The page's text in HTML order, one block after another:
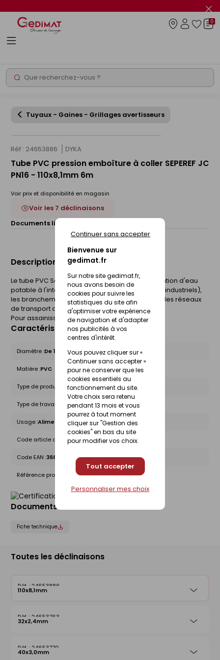
Bienvenue sur
gedimat.fr
Sur notre site gedimat.fr,
nous avons besoin de
cookies pour suivre les
statistiques du site afin
d'optimiser votre expérience
de navigation et d'adapter
nos publicités à vos
centres d'intérêt.
Vous pouvez cliquer sur «
Continuer sans accepter »
pour ne conserver que les
cookies essentiels au
fonctionnement du site.
Votre choix sera retenu
pendant 13 mois et vous
pourrez à tout moment
cliquer sur "Gestion des
cookies" en bas du site
pour modifier vos choix.
Tout accepter
Continuer sans accepter
Personnaliser mes choix
le
info
Rechercher
0
Tuyaux - Gaines - Grillages avertisseurs
Réf : 24653886 DYKA
Tube PVC pression emboîture à coller SEPEREF JC
PN16 - 110x8,1mm 6m
Voir prix et disponibilité en magasin
Voir les 7 déclinaisons
Documents liés :
Description du produit
Le tube PVC Seperef JC est utilisé pour la distribution d'eau
potable à l'intérieur des bâtiments (collectifs ou industriels),
les branchements d'eau potable à l'extérieur et les réseaux
de transport de liquides industriels.
Pour assainissement
Caractéristiques du produit
Diamètre :De 100 à 160mm
Matière :PVC
Type de produit : Tuyaux - Tubes
Type de travaux : Bâtiment
Usage :Alimentation
Code article chez le fournisseur :20033213
Code EAN :3660864000959
Référence produit nationale Gedimat :24653886
Documents liés
Fiche technique
Toutes les déclinaisons
24653886
110x8,1mm
24653763
32x2,4mm
24653770
40x3,0mm